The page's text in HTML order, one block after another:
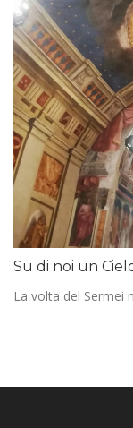
Su di noi un
La volta del Sermei